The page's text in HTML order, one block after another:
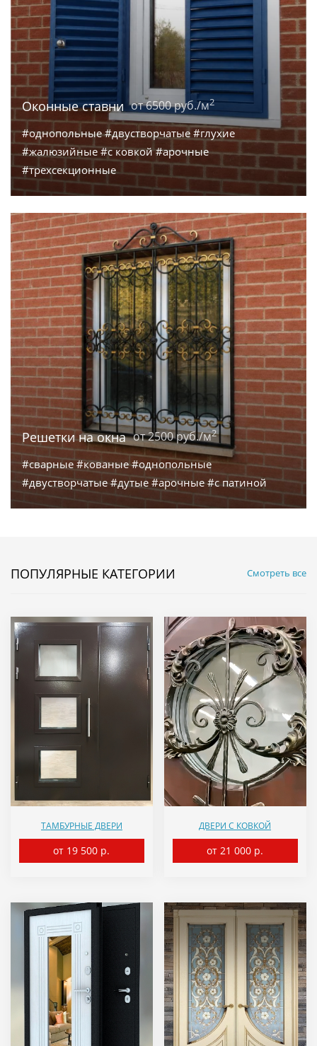
Оконные ставни от 6500 руб./м2
#однопольные #двустворчатые #глухие
#жалюзийные #с ковкой #арочные
#трехсекционные
Решетки на окна от 2500 руб./м2
#сварные #кованые #однопольные
#двустворчатые #дутые #арочные #с патиной
ПОПУЛЯРНЫЕ КАТЕГОРИИ Смотреть все
ТАМБУРНЫЕ ДВЕРИ
от 19 500 р.
ДВЕРИ С КОВКОЙ
от 21 000 р.